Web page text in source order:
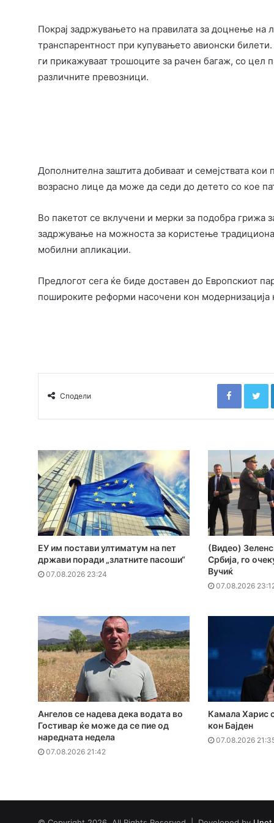
Покрај задржувањето на правилата за доцнење на
транспарентност при купувањето авионски
ги прикажуваат трошоците за рачен багаж, со цел
различните превозници.
Дополнителна заштита добиваат и семејствата
возрасно лице да може да седи до детето со кое
Во пакетот се вклучени и мерки за подобра грижа
задржување на можноста за користење
мобилни апликации.
Предлогот сега ќе биде доставен до Европскиот
пошироките реформи насочени кон модернизација
Сподели
ЕУ им постави ултиматум на пет
држави поради „златните пасоши“
07.08.2026 23:24
(Видео)
Србија, го
Вучиќ
07.08.2026
Ангелов се надева дека водата во
Гостивар ќе може да се пие од
наредната недела
07.08.2026 21:42
Камала Харис
кон Бајден
07.08.2026